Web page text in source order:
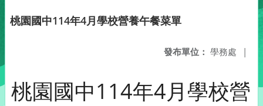
桃園國中114年4月學校營養午餐菜單
發布單位： 學務處 |
桃園國中114年4月學校營